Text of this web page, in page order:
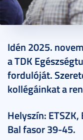
Idén 2025.
a TDK
fordulóját.
kollégáinkat a
Helyszín:
Bal fasor 39-45.